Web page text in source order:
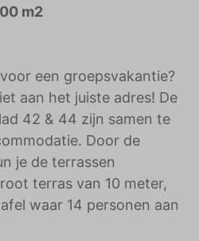
m2
een groepsvakantie?
aan het juiste adres! De
42 & 44 zijn samen te
Door de
je de terrassen
terras van 10 meter,
waar 14 personen aan